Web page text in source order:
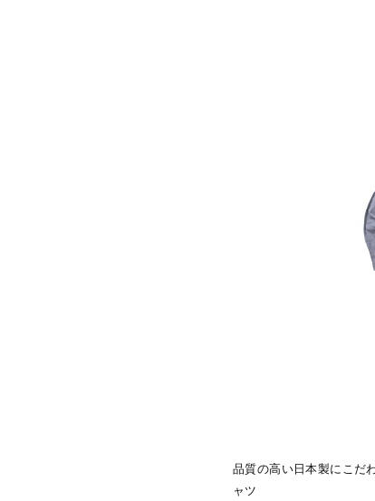
品質の高い日本製にこだ
ャツ